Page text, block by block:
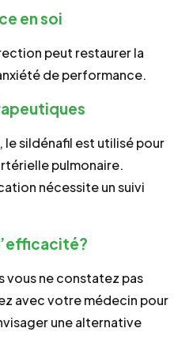
en soi
peut restaurer la
de performance.
sildénafil est utilisé pour
pulmonaire.
nécessite un suivi
vous ne constatez pas
avec votre médecin pour
une alternative